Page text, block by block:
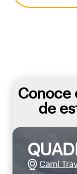
Conoce
de
Camí